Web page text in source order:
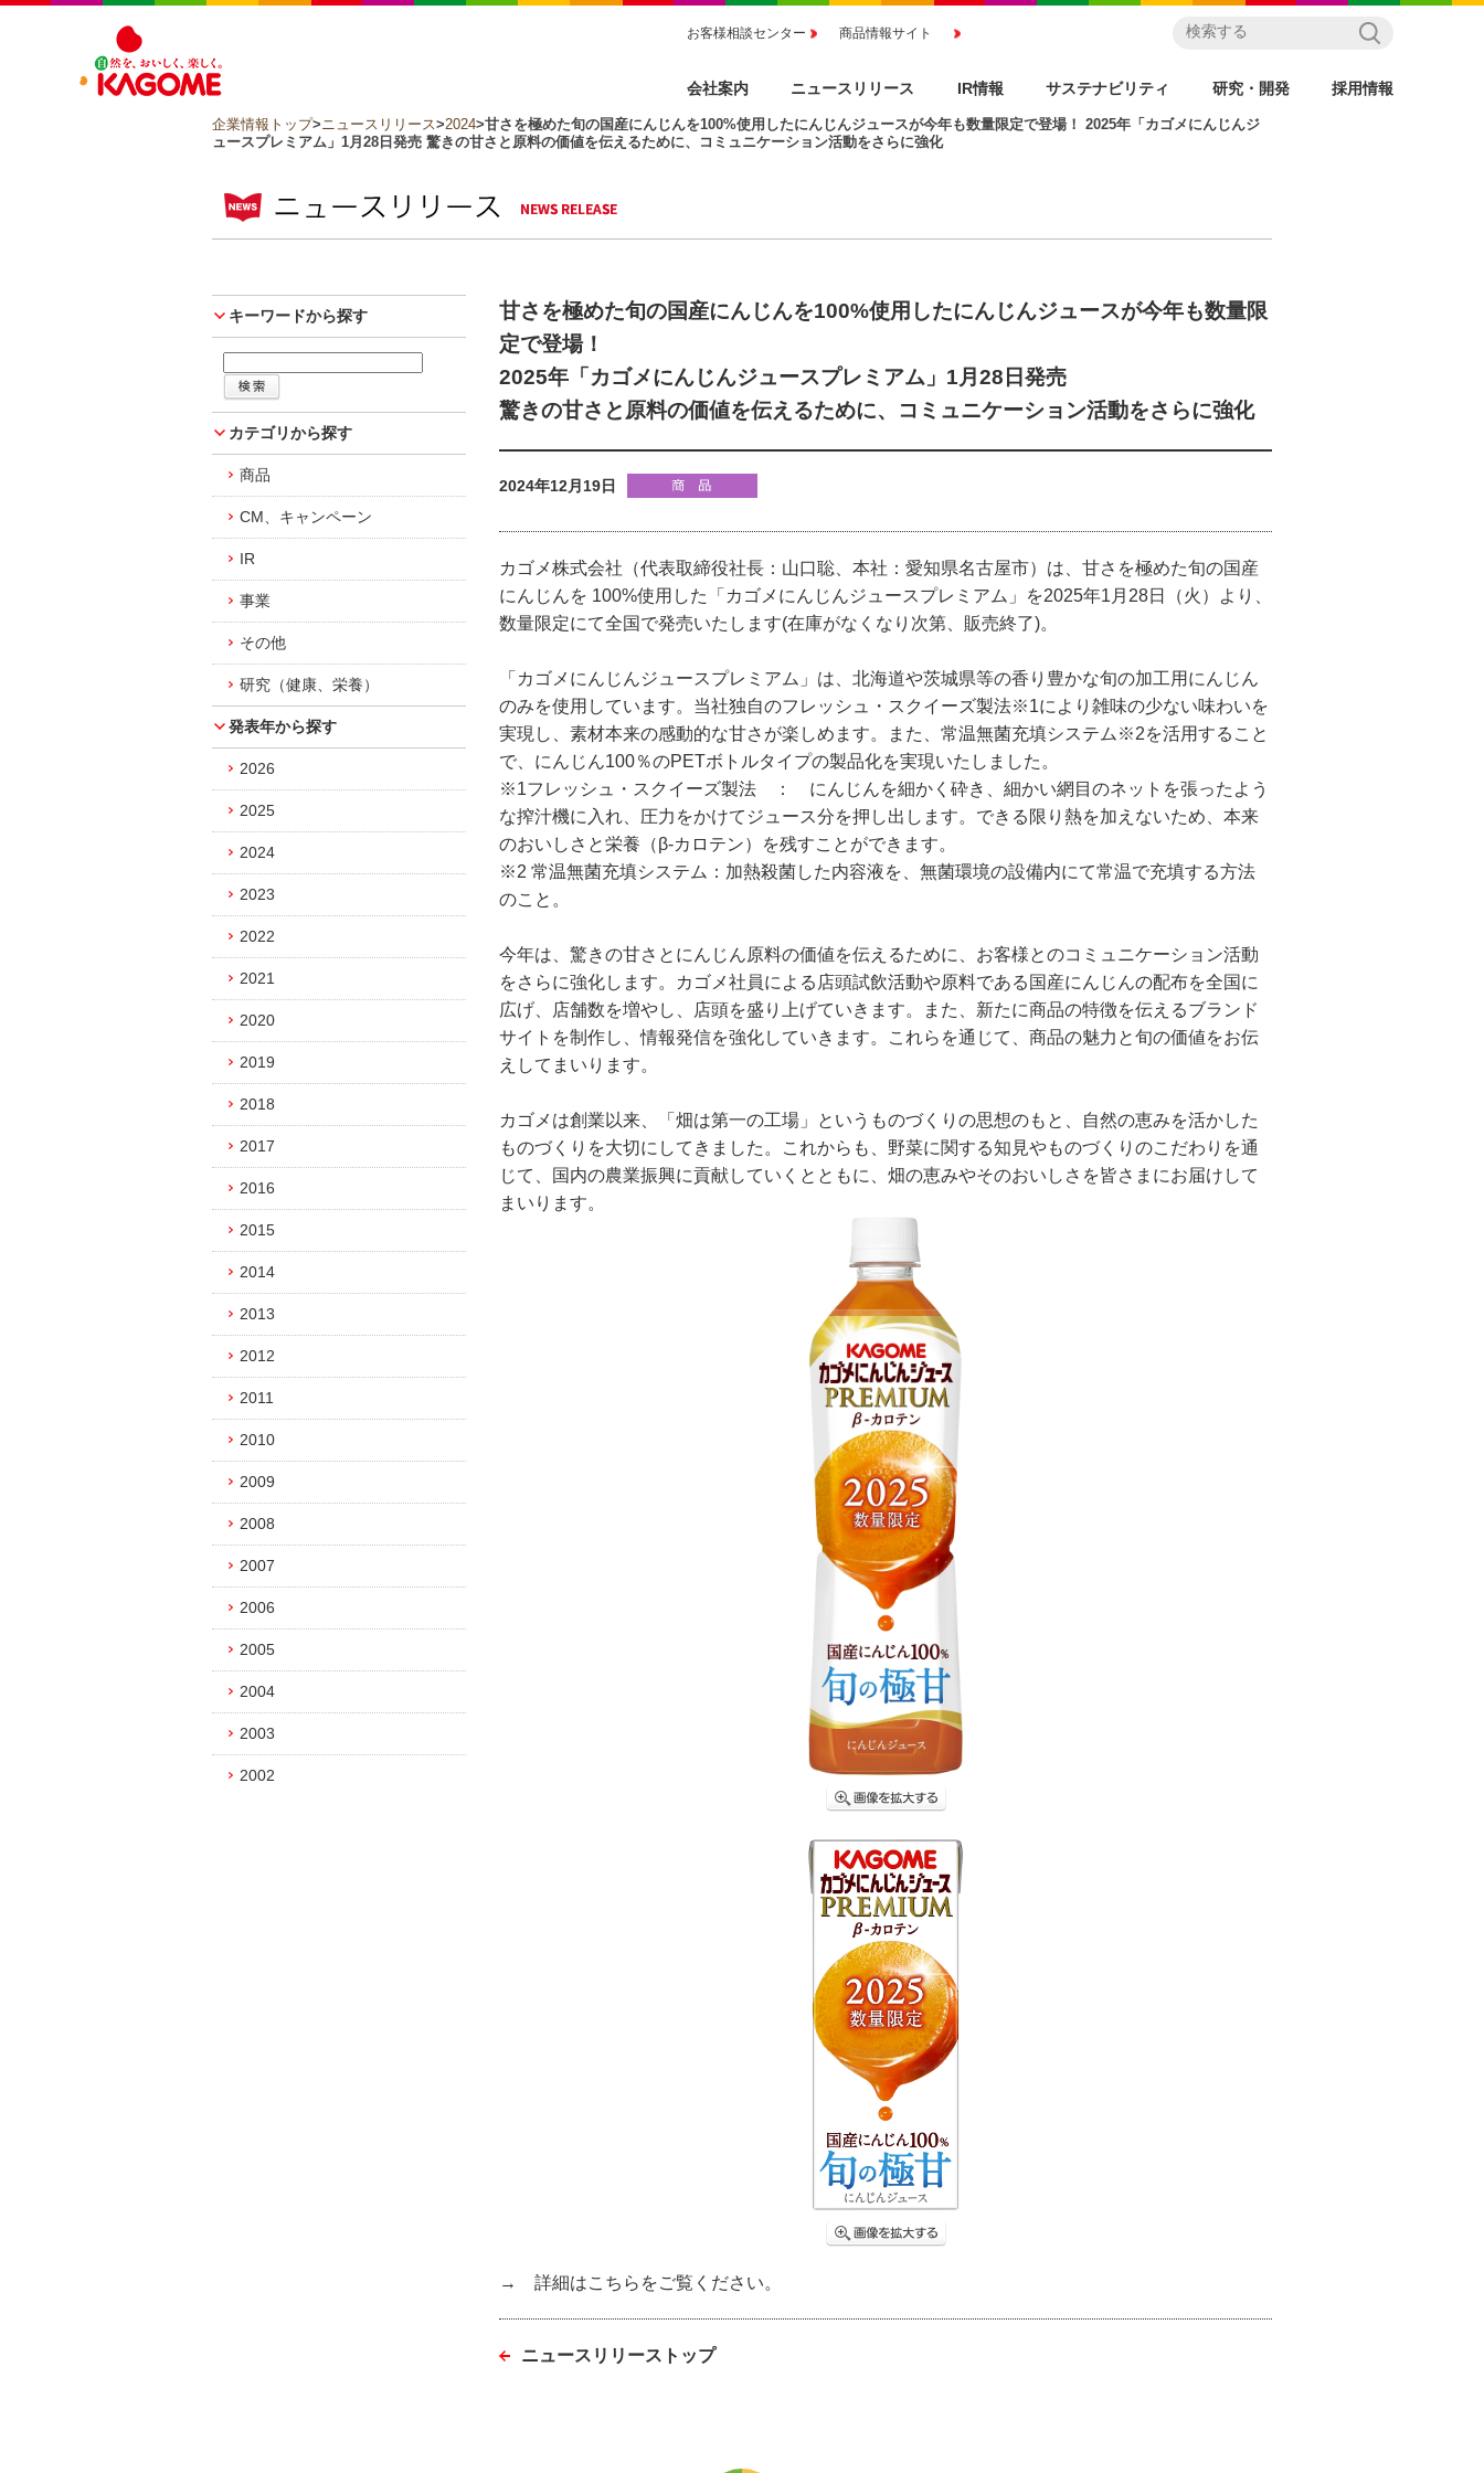
お客様相談センター 商品情報サイト
会社案内 ニュースリリース IR情報 サステナビリティ 研究・開発 採用情報
企業情報トップ>ニュースリリース>2024>甘さを極めた旬の国産にんじんを100%使用したにんじんジュースが今年も数量限定で登場！ 2025年「カゴメにんじんジ
ュースプレミアム」1月28日発売 驚きの甘さと原料の価値を伝えるために、コミュニケーション活動をさらに強化
甘さを極めた旬の国産にんじんを100%使用したにんじんジュースが今年も数量限
定で登場！
2025年「カゴメにんじんジュースプレミアム」1月28日発売
驚きの甘さと原料の価値を伝えるために、コミュニケーション活動をさらに強化
2024年12月19日
カゴメ株式会社（代表取締役社長：山口聡、本社：愛知県名古屋市）は、甘さを極めた旬の国産
にんじんを 100%使用した「カゴメにんじんジュースプレミアム」を2025年1月28日（火）より、
数量限定にて全国で発売いたします(在庫がなくなり次第、販売終了)。
「カゴメにんじんジュースプレミアム」は、北海道や茨城県等の香り豊かな旬の加工用にんじん
のみを使用しています。当社独自のフレッシュ・スクイーズ製法※1により雑味の少ない味わいを
実現し、素材本来の感動的な甘さが楽しめます。また、常温無菌充填システム※2を活用すること
で、にんじん100％のPETボトルタイプの製品化を実現いたしました。
※1フレッシュ・スクイーズ製法 ： にんじんを細かく砕き、細かい網目のネットを張ったよう
な搾汁機に入れ、圧力をかけてジュース分を押し出します。できる限り熱を加えないため、本来
のおいしさと栄養（β-カロテン）を残すことができます。
※2 常温無菌充填システム：加熱殺菌した内容液を、無菌環境の設備内にて常温で充填する方法
のこと。
今年は、驚きの甘さとにんじん原料の価値を伝えるために、お客様とのコミュニケーション活動
をさらに強化します。カゴメ社員による店頭試飲活動や原料である国産にんじんの配布を全国に
広げ、店舗数を増やし、店頭を盛り上げていきます。また、新たに商品の特徴を伝えるブランド
サイトを制作し、情報発信を強化していきます。これらを通じて、商品の魅力と旬の価値をお伝
えしてまいります。
カゴメは創業以来、「畑は第一の工場」というものづくりの思想のもと、自然の恵みを活かした
ものづくりを大切にしてきました。これからも、野菜に関する知見やものづくりのこだわりを通
じて、国内の農業振興に貢献していくとともに、畑の恵みやそのおいしさを皆さまにお届けして
まいります。
→ 詳細はこちらをご覧ください。
ニュースリリーストップ
キーワードから探す
カテゴリから探す
商品
CM、キャンペーン
IR
事業
その他
研究（健康、栄養）
発表年から探す
2026
2025
2024
2023
2022
2021
2020
2019
2018
2017
2016
2015
2014
2013
2012
2011
2010
2009
2008
2007
2006
2005
2004
2003
2002